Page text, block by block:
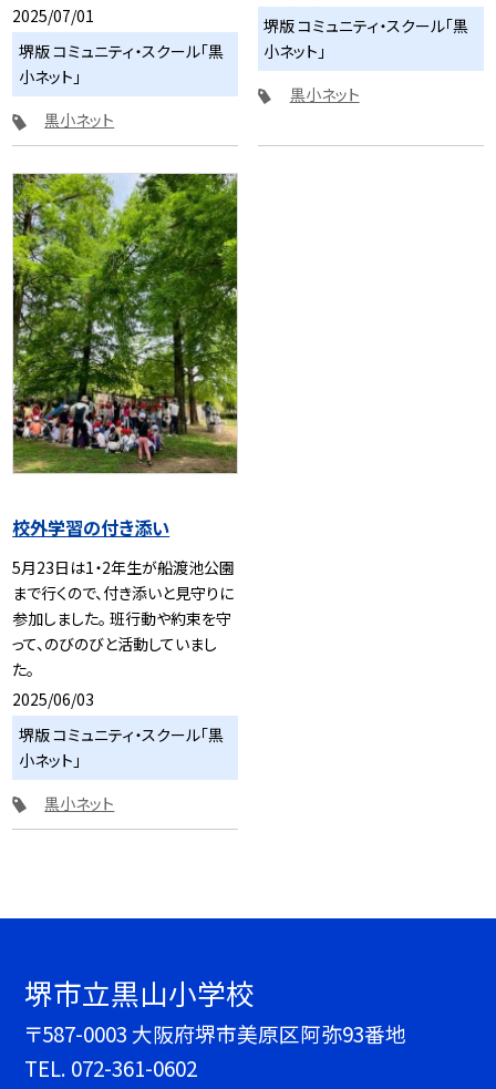
2025/07/01
堺版 コミュニティ・スクール「黒
小ネット」
黒小ネット
堺版 コミュニティ・スクール「黒
小ネット」
黒小ネット
校外学習の付き添い
5月23日は1・2年生が船渡池公園
まで行くので、付き添いと見守りに
参加しました。 班行動や約束を守
って、のびのびと活動していまし
た。
2025/06/03
堺版 コミュニティ・スクール「黒
小ネット」
黒小ネット
堺市立黒山小学校
〒587-0003 大阪府堺市美原区阿弥93番地
TEL. 072-361-0602